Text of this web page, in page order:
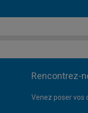
Rencontrez-
Venez poser vos